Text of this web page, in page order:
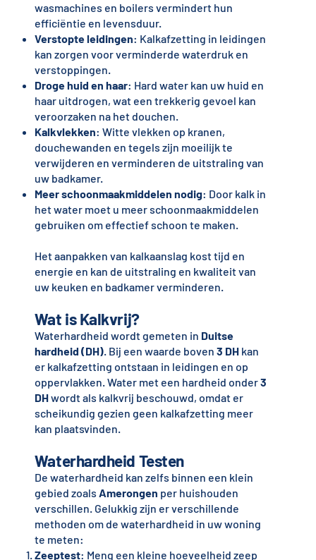
wasmachines en boilers vermindert hun
efficiëntie en levensduur.
Verstopte leidingen: Kalkafzetting in leidingen
kan zorgen voor verminderde waterdruk en
verstoppingen.
Droge huid en haar: Hard water kan uw huid en
haar uitdrogen, wat een trekkerig gevoel kan
veroorzaken na het douchen.
Kalkvlekken: Witte vlekken op kranen,
douchewanden en tegels zijn moeilijk te
verwijderen en verminderen de uitstraling van
uw badkamer.
Meer schoonmaakmiddelen nodig: Door kalk in
het water moet u meer schoonmaakmiddelen
gebruiken om effectief schoon te maken.
Het aanpakken van kalkaanslag kost tijd en
energie en kan de uitstraling en kwaliteit van
uw keuken en badkamer verminderen.
Wat is Kalkvrij?
Waterhardheid wordt gemeten in Duitse
hardheid (DH). Bij een waarde boven 3 DHkan
er kalkafzetting ontstaan in leidingen en op
oppervlakken. Water met een hardheid onder3
DHwordt als kalkvrij beschouwd, omdat er
scheikundig gezien geen kalkafzetting meer
kan plaatsvinden.
Waterhardheid Testen
De waterhardheid kan zelfs binnen een klein
gebied zoals Amerongen per huishouden
verschillen. Gelukkig zijn er verschillende
methoden om de waterhardheid in uw woning
te meten:
Zeeptest: Meng een kleine hoeveelheid zeep